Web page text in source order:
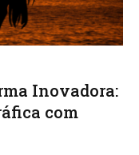
Inovadora:
com